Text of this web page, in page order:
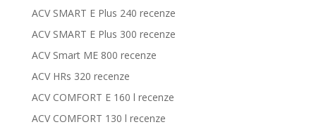
ACV SMART E Plus 240 recenze
ACV SMART E Plus 300 recenze
ACV Smart ME 800 recenze
ACV HRs 320 recenze
ACV COMFORT E 160 l recenze
ACV COMFORT 130 l recenze